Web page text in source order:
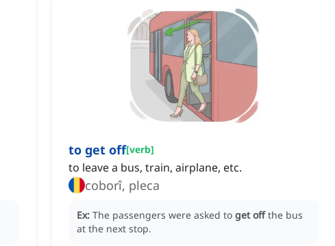
to get off[verb]
to leave a bus, train, airplane, etc.
coborî, pleca
Ex: The passengers were asked to get off the bus
at the next stop.